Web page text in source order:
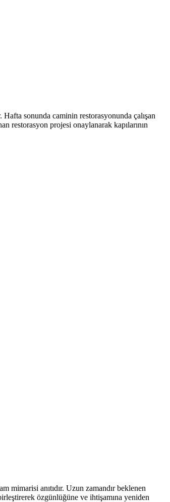
sonunda caminin restorasyonunda çalışan
projesi onaylanarak kapılarının
mimarisi anıtıdır. Uzun zamandır beklenen
özgünlüğüne ve ihtişamına yeniden